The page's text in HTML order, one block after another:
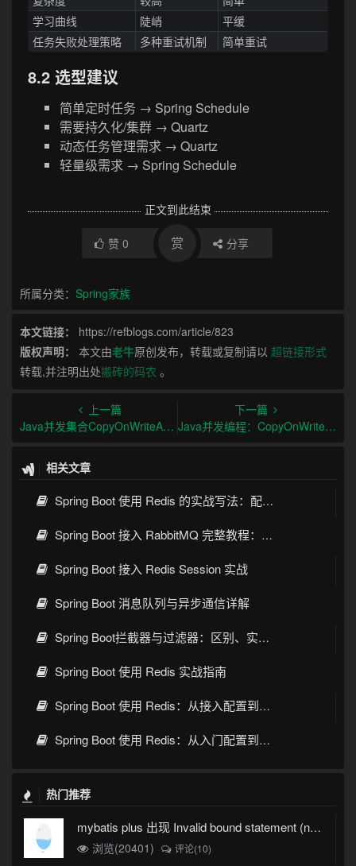
学习曲线
陡峭
平缓
任务失败处理策略
多种重试机制 简单重试
8.2 选型建议
简单定时任务 → Spring Schedule
需要持久化/集群 → Quartz
动态任务管理需求 → Quartz
轻量级需求 → Spring Schedule
正文到此结束
赞 0 赏 分享
所属分类： Spring家族
本文链接：
https://refblogs.com/article/823
版权声明：
本文由老牛原创发布，转载或复制请以 超链接形式
转载,并注明出处搬砖的码农 。
上一篇
Java并发集合CopyOnWriteArrayList与synchronizedList对比
下一篇
Java并发编程：CopyOnWriteArrayList与synchronizedList的区别与选型
相关文章
Spring Boot 使用 Redis 的实战写法：配置、缓存、序列化与常见坑
Spring Boot 接入 RabbitMQ 完整教程：发送、消费、确认与死信队列
Spring Boot 接入 Redis Session 实战
Spring Boot 消息队列与异步通信详解
Spring Boot拦截器与过滤器：区别、实现与实战指南
Spring Boot 使用 Redis 实战指南
Spring Boot 使用 Redis：从接入配置到缓存实践
Spring Boot 使用 Redis：从入门配置到缓存实战
热门推荐
mybatis plus 出现 Invalid bound statement (not found)
浏览(20401)
评论(10)